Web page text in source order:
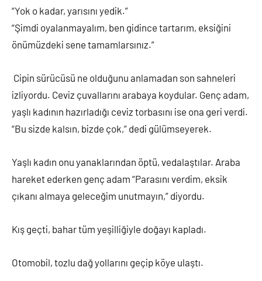
“Yok o kadar, yarısını yedik.”
“Şimdi oyalanmayalım, ben gidince tartarım, eksiğini
önümüzdeki sene tamamlarsınız.”
Cipin sürücüsü ne olduğunu anlamadan son sahneleri
izliyordu. Ceviz çuvallarını arabaya koydular. Genç adam,
yaşlı kadının hazırladığı ceviz torbasını ise ona geri verdi.
“Bu sizde kalsın, bizde çok,” dedi gülümseyerek.
Yaşlı kadın onu yanaklarından öptü, vedalaştılar. Araba
hareket ederken genç adam “Parasını verdim, eksik
çıkanı almaya geleceğim unutmayın,” diyordu.
Kış geçti, bahar tüm yeşilliğiyle doğayı kapladı.
Otomobil, tozlu dağ yollarını geçip köye ulaştı.